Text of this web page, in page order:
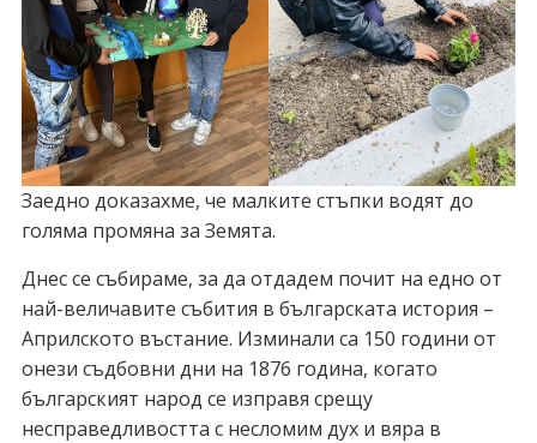
Заедно доказахме, че малките стъпки водят до
голяма промяна за Земята.
Днес се събираме, за да отдадем почит на едно от
най-величавите събития в българската история –
Априлското въстание. Изминали са 150 години от
онези съдбовни дни на 1876 година, когато
българският народ се изправя срещу
несправедливостта с несломим дух и вяра в